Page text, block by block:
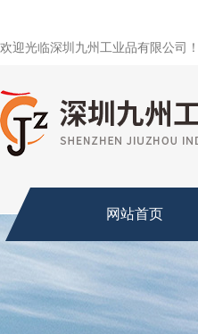
欢迎光临深圳九州工业品有限公司！
网站首页